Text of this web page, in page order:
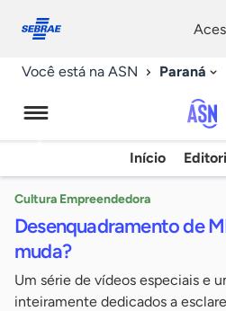
conosco
Você está na ASN Paraná
Início
Cultura Empreendedora
Desenquadramento de
muda?
Um série de vídeos especiais e
inteiramente dedicados a